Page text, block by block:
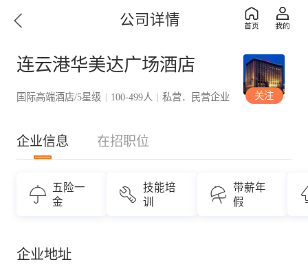
公司详情
连云港华美达广场酒店
国际高端酒店/5星级 | 100-499人 | 私营．民营企业 关注
企业信息 在招职位
五险一
金
技能培
训
带薪年
假
企业地址